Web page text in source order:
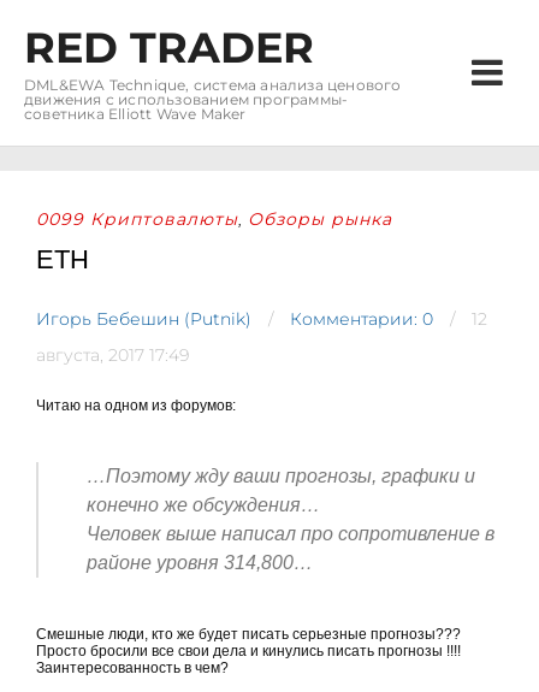
RED TRADER
DML&EWA Technique, система анализа ценового
движения с использованием программы-
советника Elliott Wave Maker
0099 Криптовалюты, Обзоры рынка
ETH
Игорь Бебешин (Putnik) Комментарии: 0
12
августа, 2017 17:49
Читаю на одном из форумов:
…Поэтому жду ваши прогнозы, графики и
конечно же обсуждения…
Человек выше написал про сопротивление в
районе уровня 314,800…
Смешные люди, кто же будет писать серьезные прогнозы???
Просто бросили все свои дела и кинулись писать прогнозы !!!!
Заинтересованность в чем?